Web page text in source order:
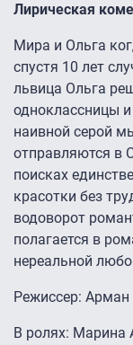
Лирическая
Мира и Ольга
спустя 10 лет
львица Ольга
одноклассницы
наивной серой
отправляются в
поисках
красотки без
водоворот
полагается в
нереальной
Режиссер: Арман
В ролях: Марина